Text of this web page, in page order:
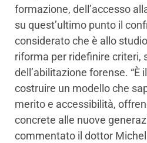
formazione, dell’accesso
su quest’ultimo punto il
considerato che è allo
riforma per ridefinire criteri,
dell’abilitazione forense. “È
costruire un modello che
merito e accessibilità,
concrete alle nuove
commentato il dottor